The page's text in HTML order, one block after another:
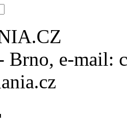
Brno, e-mail: